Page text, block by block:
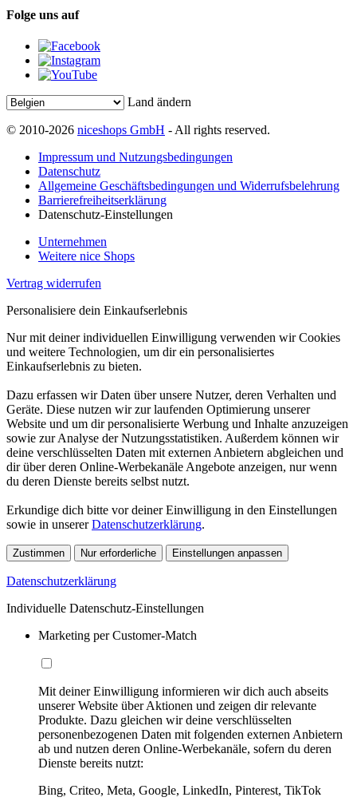
Folge uns auf
Land ändern
© 2010-2026 niceshops GmbH - All rights reserved.
Impressum und Nutzungsbedingungen
Datenschutz
Allgemeine Geschäftsbedingungen und Widerrufsbelehrung
Barrierefreiheitserklärung
Datenschutz-Einstellungen
Unternehmen
Weitere nice Shops
Vertrag widerrufen
Personalisiere dein Einkaufserlebnis
Nur mit deiner individuellen Einwilligung verwenden wir Cookies
und weitere Technologien, um dir ein personalisiertes
Einkaufserlebnis zu bieten.
Dazu erfassen wir Daten über unsere Nutzer, deren Verhalten und
Geräte. Diese nutzen wir zur laufenden Optimierung unserer
Website und um dir personalisierte Werbung und Inhalte anzuzeigen
sowie zur Analyse der Nutzungsstatistiken. Außerdem können wir
deine verschlüsselten Daten mit externen Anbietern abgleichen und
dir über deren Online-Werbekanäle Angebote anzeigen, nur wenn
du deren Dienste bereits selbst nutzt.
Erkundige dich bitte vor deiner Einwilligung in den Einstellungen
sowie in unsererDatenschutzerklärung.
Zustimmen Nur erforderliche Einstellungen anpassen
Datenschutzerklärung
Individuelle Datenschutz-Einstellungen
Marketing per Customer-Match
Mit deiner Einwilligung informieren wir dich auch abseits
unserer Website über Aktionen und zeigen dir relevante
Produkte. Dazu gleichen wir deine verschlüsselten
personenbezogenen Daten mit folgenden externen Anbietern
ab und nutzen deren Online-Werbekanäle, sofern du deren
Dienste bereits nutzt:
Bing, Criteo, Meta, Google, LinkedIn, Pinterest, TikTok